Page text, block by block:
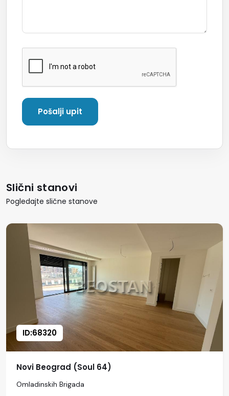
Slični stanovi
Pogledajte slične stanove
ID:68320
Novi Beograd (Soul 64)
Omladinskih Brigada